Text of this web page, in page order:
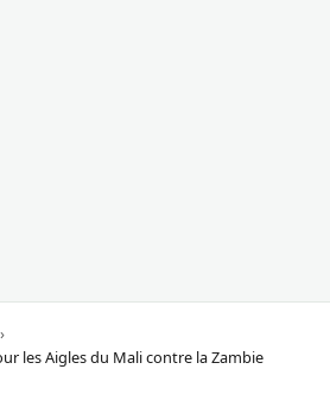
les Aigles du Mali contre la Zambie